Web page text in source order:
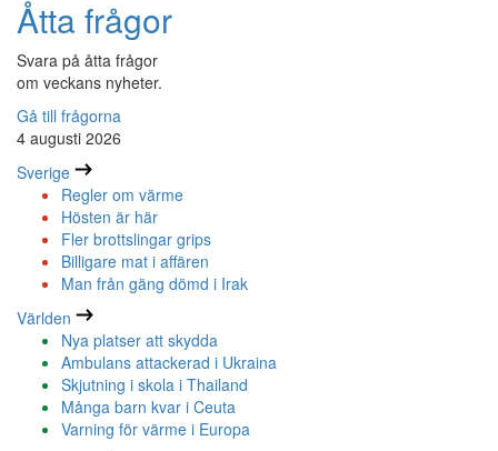
Åtta frågor
Svara på åtta frågor
om veckans nyheter.
Gå till frågorna
4 augusti 2026
Sverige
Regler om värme
Hösten är här
Fler brottslingar grips
Billigare mat i affären
Man från gäng dömd i Irak
Världen
Nya platser att skydda
Ambulans attackerad i Ukraina
Skjutning i skola i Thailand
Många barn kvar i Ceuta
Varning för värme i Europa